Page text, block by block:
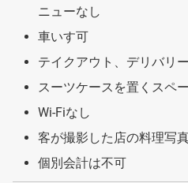
ニューなし
車いす可
テイクアウト、デリバリ
スーツケースを置くスペ
Wi-Fiなし
客が撮影した店の料理写
個別会計は不可